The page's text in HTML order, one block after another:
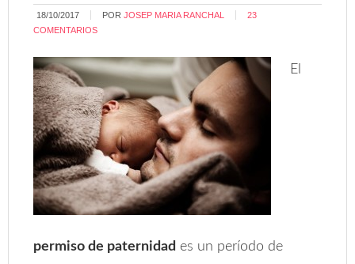
18/10/2017 PORJOSEP MARIA RANCHAL
23
COMENTARIOS
El
permiso de paternidad es un período de